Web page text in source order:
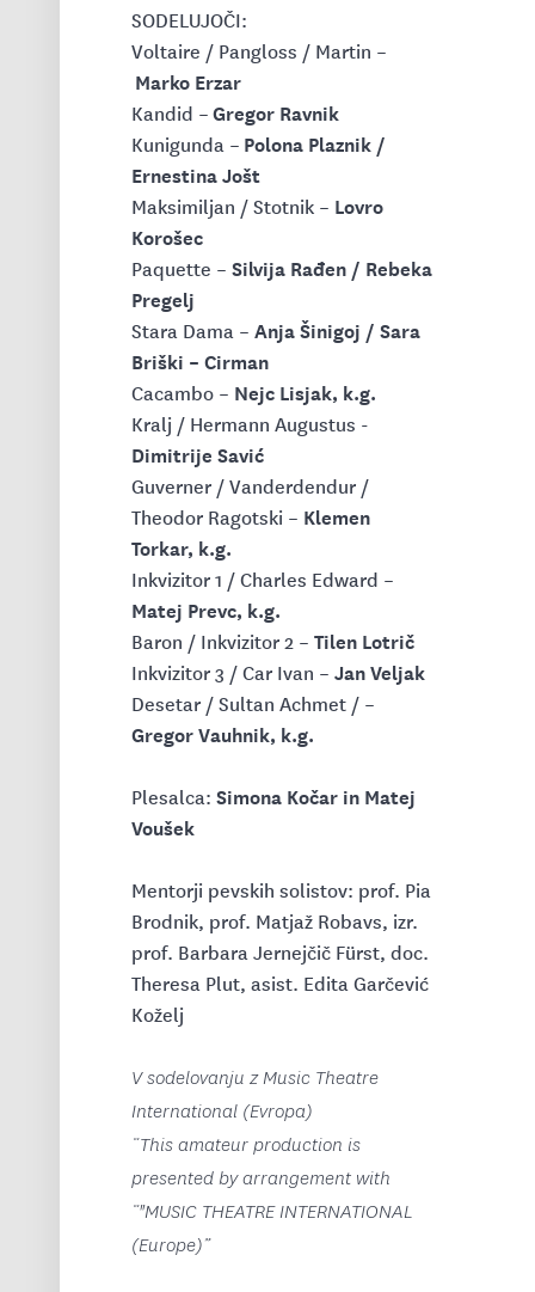
SODELUJOČI:
Voltaire / Pangloss / Martin –
Marko Erzar
Kandid –Gregor Ravnik
Kunigunda – Polona Plaznik /
Ernestina Jošt
Maksimiljan / Stotnik – Lovro
Korošec
Paquette – Silvija Rađen / Rebeka
Pregelj
Stara Dama – Anja Šinigoj / Sara
Briški – Cirman
Cacambo – Nejc Lisjak, k.g.
Kralj / Hermann Augustus -
Dimitrije Savić
Guverner / Vanderdendur /
Theodor Ragotski – Klemen
Torkar, k.g.
Inkvizitor 1 / Charles Edward –
Matej Prevc, k.g.
Baron / Inkvizitor 2 – Tilen Lotrič
Inkvizitor 3 / Car Ivan – Jan Veljak
Desetar / Sultan Achmet / –
Gregor Vauhnik, k.g.
Plesalca: Simona Kočar in Matej
Voušek
Mentorji pevskih solistov: prof. Pia
Brodnik, prof. Matjaž Robavs, izr.
prof. Barbara Jernejčič Fürst, doc.
Theresa Plut, asist. Edita Garčević
Koželj
V sodelovanju z Music Theatre
International (Evropa)
“This amateur production is
presented by arrangement with
“"MUSIC THEATRE INTERNATIONAL
(Europe)”